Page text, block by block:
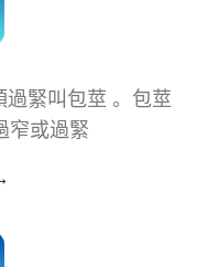
緊叫包莖 。包莖
窄或過緊